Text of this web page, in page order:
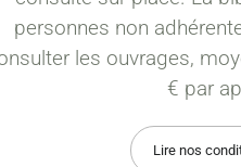
personnes non
les ouvrages,
€ par
Lire nos